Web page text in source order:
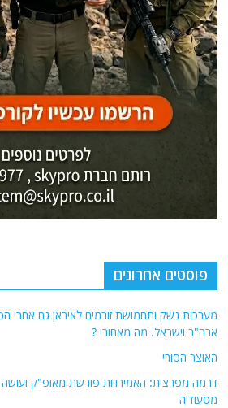
פוסטים אחרונים
מערכות נשק ותחמושת זורמים לאיראן גם
ארה"ב וישראל. מה מאחורי ?
האוצר הסורי
דרמה מפרצית: האמירויות פורשת מאופ"ק
מסעודיה